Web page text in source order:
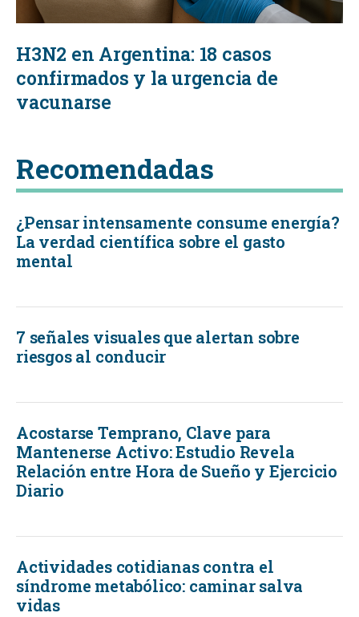
H3N2 en Argentina: 18 casos
confirmados y la urgencia de
vacunarse
Recomendadas
¿Pensar intensamente consume energía?
La verdad científica sobre el gasto
mental
7 señales visuales que alertan sobre
riesgos al conducir
Acostarse Temprano, Clave para
Mantenerse Activo: Estudio Revela
Relación entre Hora de Sueño y Ejercicio
Diario
Actividades cotidianas contra el
síndrome metabólico: caminar salva
vidas